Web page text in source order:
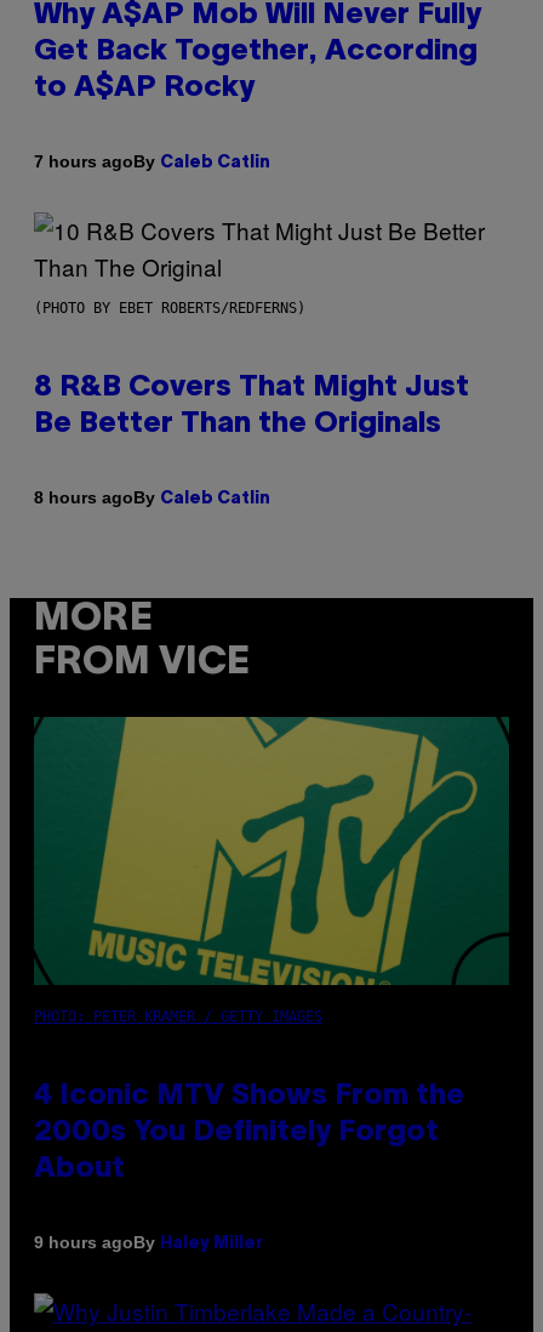
Why A$AP Mob Will Never Fully
Get Back Together, According
to A$AP Rocky
7 hours agoBy Caleb Catlin
(PHOTO BY EBET ROBERTS/REDFERNS)
8 R&B Covers That Might Just
Be Better Than the Originals
8 hours agoBy Caleb Catlin
MORE
FROM VICE
PHOTO: PETER KRAMER / GETTY IMAGES
4 Iconic MTV Shows From the
2000s You Definitely Forgot
About
9 hours agoBy Haley Miller